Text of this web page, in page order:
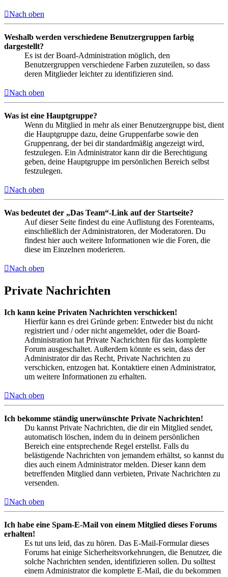
Nach oben
Weshalb werden verschiedene Benutzergruppen farbig
dargestellt?
Es ist der Board-Administration möglich, den
Benutzergruppen verschiedene Farben zuzuteilen, so dass
deren Mitglieder leichter zu identifizieren sind.
Nach oben
Was ist eine Hauptgruppe?
Wenn du Mitglied in mehr als einer Benutzergruppe bist, dient
die Hauptgruppe dazu, deine Gruppenfarbe sowie den
Gruppenrang, der bei dir standardmäßig angezeigt wird,
festzulegen. Ein Administrator kann dir die Berechtigung
geben, deine Hauptgruppe im persönlichen Bereich selbst
festzulegen.
Nach oben
Was bedeutet der „Das Team“-Link auf der Startseite?
Auf dieser Seite findest du eine Auflistung des Forenteams,
einschließlich der Administratoren, der Moderatoren. Du
findest hier auch weitere Informationen wie die Foren, die
diese im Einzelnen moderieren.
Nach oben
Private Nachrichten
Ich kann keine Privaten Nachrichten verschicken!
Hierfür kann es drei Gründe geben: Entweder bist du nicht
registriert und / oder nicht angemeldet, oder die Board-
Administration hat Private Nachrichten für das komplette
Forum ausgeschaltet. Außerdem könnte es sein, dass der
Administrator dir das Recht, Private Nachrichten zu
verschicken, entzogen hat. Kontaktiere einen Administrator,
um weitere Informationen zu erhalten.
Nach oben
Ich bekomme ständig unerwünschte Private Nachrichten!
Du kannst Private Nachrichten, die dir ein Mitglied sendet,
automatisch löschen, indem du in deinem persönlichen
Bereich eine entsprechende Regel erstellst. Falls du
belästigende Nachrichten von jemandem erhältst, so kannst du
dies auch einem Administrator melden. Dieser kann dem
betreffenden Mitglied dann verbieten, Private Nachrichten zu
versenden.
Nach oben
Ich habe eine Spam-E-Mail von einem Mitglied dieses Forums
erhalten!
Es tut uns leid, das zu hören. Das E-Mail-Formular dieses
Forums hat einige Sicherheitsvorkehrungen, die Benutzer, die
solche Nachrichten senden, identifizieren sollen. Du solltest
einem Administrator die komplette E-Mail, die du bekommen